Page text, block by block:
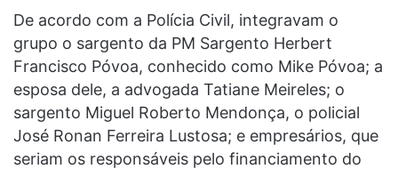
De acordo com a Polícia Civil, integravam o
grupo o sargento da PM Sargento Herbert
Francisco Póvoa, conhecido como Mike Póvoa; a
esposa dele, a advogada Tatiane Meireles; o
sargento Miguel Roberto Mendonça, o policial
José Ronan Ferreira Lustosa; e empresários, que
seriam os responsáveis pelo financiamento do